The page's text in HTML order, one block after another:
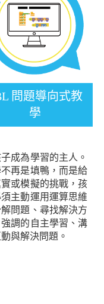
問題導向式教
學
成為學習的主人。
再是填鴨，而是給
或模擬的挑戰，孩
主動運用運算思維
問題、尋找解決方
調的自主學習、溝
與解決問題。